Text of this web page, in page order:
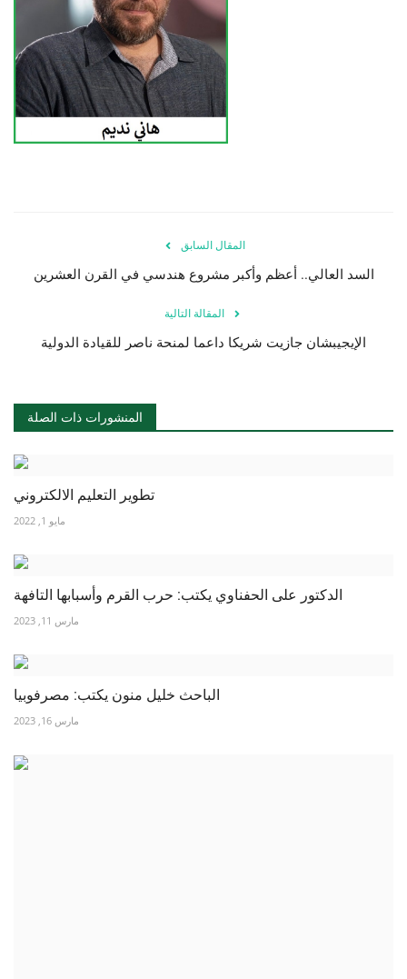
المقال السابق
السد العالي.. أعظم وأكبر مشروع هندسي في القرن العشرين
المقالة التالية
الإيجيبشان جازيت شريكا داعما لمنحة ناصر للقيادة الدولية
المنشورات ذات الصلة
تطوير التعليم الالكتروني
مايو 1, 2022
الدكتور على الحفناوي يكتب: حرب القرم وأسبابها التافهة
مارس 11, 2023
الباحث خليل منون يكتب: مصرفوبيا
مارس 16, 2023